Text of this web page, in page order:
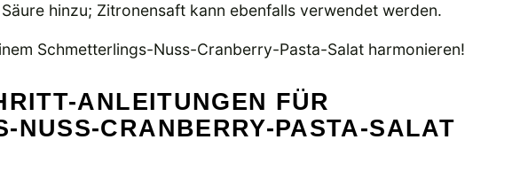
hinzu; Zitronensaft kann ebenfalls verwendet werden.
Schmetterlings-Nuss-Cranberry-Pasta-Salat harmonieren!
ANLEITUNGEN FÜR
NUSS-CRANBERRY-PASTA-SALAT